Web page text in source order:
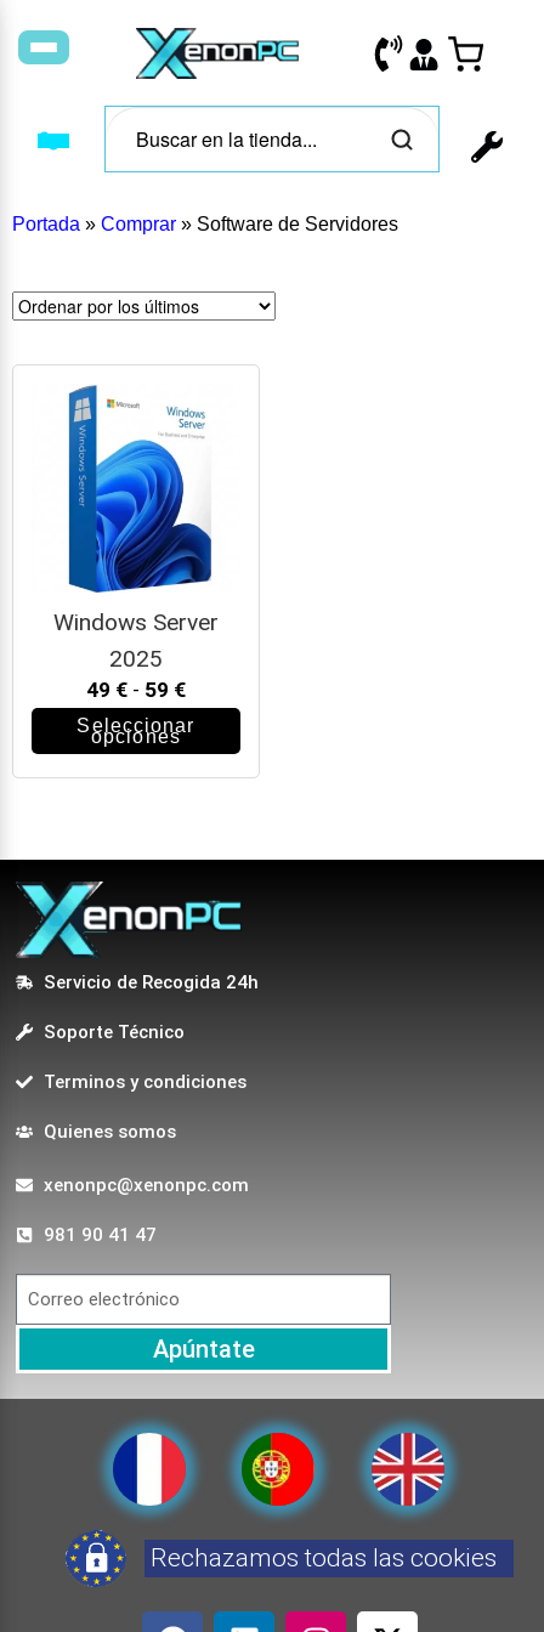
Portada » Comprar » Software de Servidores
Windows Server
2025
49 € - 59 €
Seleccionar
opciones
Servicio de Recogida 24h
Soporte Técnico
Terminos y condiciones
Quienes somos
xenonpc@xenonpc.com
981 90 41 47
Apúntate
Rechazamos todas las cookies